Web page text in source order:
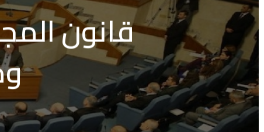
قانون